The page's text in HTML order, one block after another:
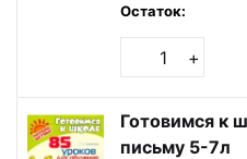
Остаток:
+
Готовимся к
письму 5-7л